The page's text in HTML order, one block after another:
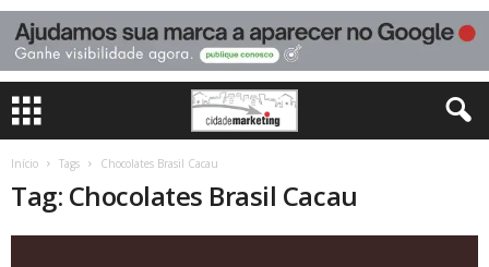
Início Tags Chocolates Brasil Cacau
Tag: Chocolates Brasil Cacau